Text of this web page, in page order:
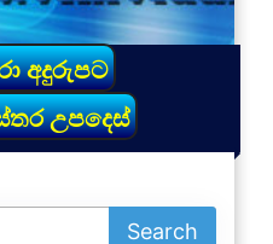
අදුරුපට
උපදෙස්